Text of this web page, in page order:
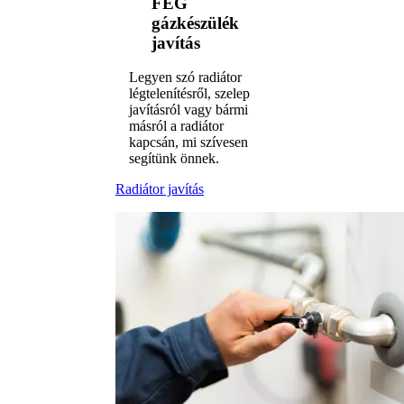
gázkészülék
javítás
Legyen szó radiátor
légtelenítésről, szelep
javításról vagy bármi
másról a radiátor
kapcsán, mi szívesen
segítünk önnek.
Radiátor javítás